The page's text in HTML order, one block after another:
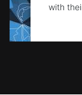
with